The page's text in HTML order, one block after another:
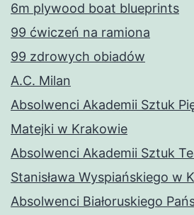
6m plywood boat blueprints
99 ćwiczeń na ramiona
99 zdrowych obiadów
A.C. Milan
Absolwenci Akademii Sztuk
Matejki w Krakowie
Absolwenci Akademii Sztuk
Stanisława Wyspiańskiego w
Absolwenci Białoruskiego